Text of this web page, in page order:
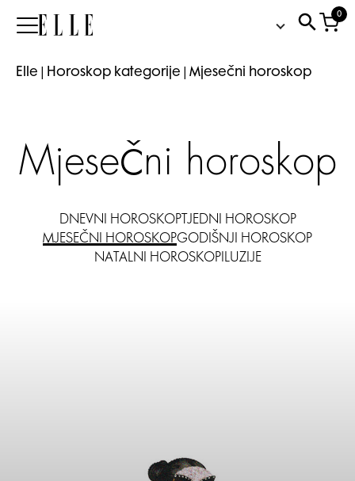
Elle
0
Elle Horoskop kategorije Mjesečni horoskop
Mjesečni horoskop
DNEVNI HOROSKOPTJEDNI HOROSKOP
MJESEČNI HOROSKOPGODIŠNJI HOROSKOP
NATALNI HOROSKOPILUZIJE